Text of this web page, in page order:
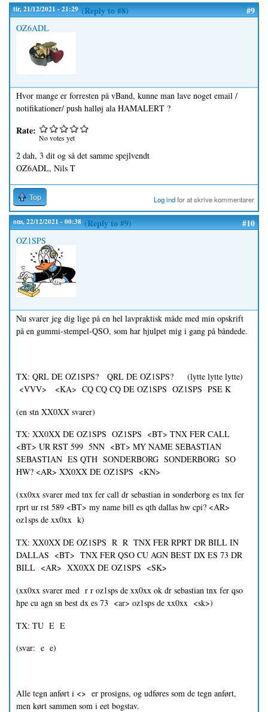
tir, 21/12/2021 - 21:29 (Reply to #8) #9
OZ6ADL
Hvor mange er forresten på vBand, kunne man lave noget email /
notifikationer/ push halløj ala HAMALERT ?
Rate:
No votes yet
2 dah, 3 dit og så det samme spejlvendt
OZ6ADL, Nils T
Top Log indfor at skrive kommentarer
ons, 22/12/2021 - 00:38 (Reply to #9) #10
OZ1SPS
Nu svarer jeg dig lige på en hel lavpraktisk måde med min opskrift
på en gummi-stempel-QSO, som har hjulpet mig i gang på båndede.
TX: QRL DE OZ1SPS? QRL DE OZ1SPS? (lytte lytte lytte)
<VVV> <KA> CQ CQ CQ DE OZ1SPS OZ1SPS PSE K
(en stn XX0XX svarer)
TX: XX0XX DE OZ1SPS OZ1SPS <BT> TNX FER CALL
<BT> UR RST 599 5NN <BT> MY NAME SEBASTIAN
SEBASTIAN ES QTH SONDERBORG SONDERBORG SO
HW? <AR> XX0XX DE OZ1SPS <KN>
(xx0xx svarer med tnx fer call dr sebastian in sonderborg es tnx fer
rprt ur rst 589 <BT> my name bill es qth dallas hw cpi? <AR>
oz1sps de xx0xx k)
TX: XX0XX DE OZ1SPS R R TNX FER RPRT DR BILL IN
DALLAS <BT> TNX FER QSO CU AGN BEST DX ES 73 DR
BILL <AR> XX0XX DE OZ1SPS <SK>
(xx0xx svarer med r r oz1sps de xx0xx ok dr sebastian tnx fer qso
hpe cu agn sn best dx es 73 <ar> oz1sps de xx0xx <sk>)
TX: TU E E
(svar: e e)
Alle tegn anført i <> er prosigns, og udføres som de tegn anført,
men kørt sammen som i eet bogstav.